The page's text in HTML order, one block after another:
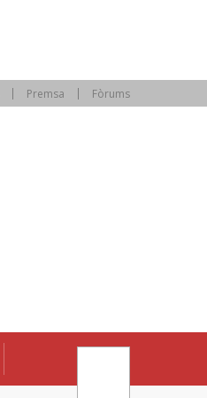
Premsa Fòrums